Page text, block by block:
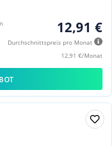
12,91 €
Durchschnittspreis pro Monat
12,91 €/Monat